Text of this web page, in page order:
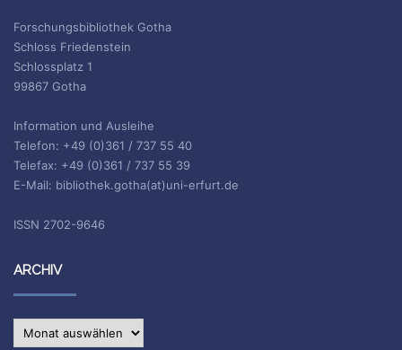
Forschungsbibliothek Gotha
Schloss Friedenstein
Schlossplatz 1
99867 Gotha
Information und Ausleihe
Telefon: +49 (0)361 / 737 55 40
Telefax: +49 (0)361 / 737 55 39
E-Mail: bibliothek.gotha(at)uni-erfurt.de
ISSN 2702-9646
ARCHIV
Archiv